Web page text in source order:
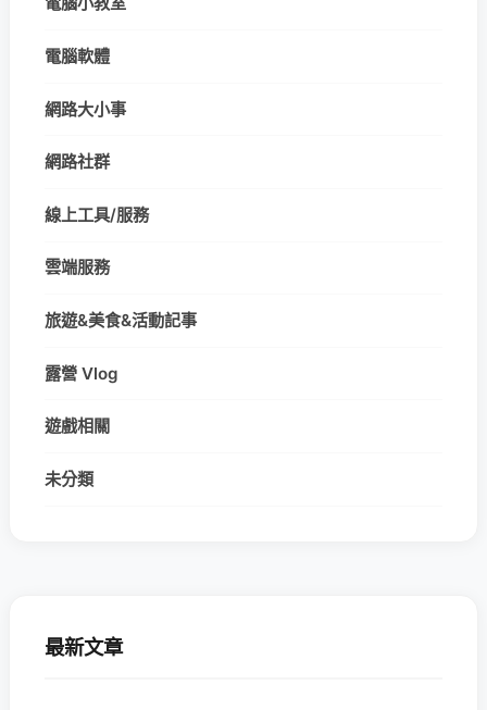
電腦軟體
網路大小事
網路社群
線上工具/服務
雲端服務
旅遊&美食&活動記事
露營 Vlog
遊戲相關
未分類
最新文章